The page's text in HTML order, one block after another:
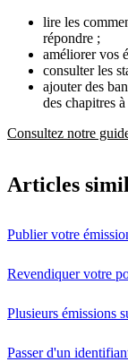
lire les
répondre ;
améliorer vos
consulter les
ajouter des
des chapitres
Consultez notre
Articles
Publier votre
Revendiquer votre
Plusieurs émissions
Passer d'un